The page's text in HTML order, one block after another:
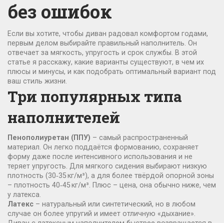
без ошибок
Если вы хотите, чтобы диван радовал комфортом годами,
первым делом выбирайте правильный наполнитель. Он
отвечает за мягкость, упругость и срок службы. В этой
статье я расскажу, какие варианты существуют, в чем их
плюсы и минусы, и как подобрать оптимальный вариант под
ваш стиль жизни.
Три популярных типа
наполнителей
Пенополиуретан (ППУ) – самый распространенный
материал. Он легко поддаётся формованию, сохраняет
форму даже после интенсивного использования и не
теряет упругость. Для мягкого сидения выбирают низкую
плотность (30‑35 кг/м³), а для более твёрдой опорной зоны
– плотность 40‑45 кг/м³. Плюс – цена, она обычно ниже, чем
у латекса.
Латекс – натуральный или синтетический, но в любом
случае он более упругий и имеет отличную «дыхание».